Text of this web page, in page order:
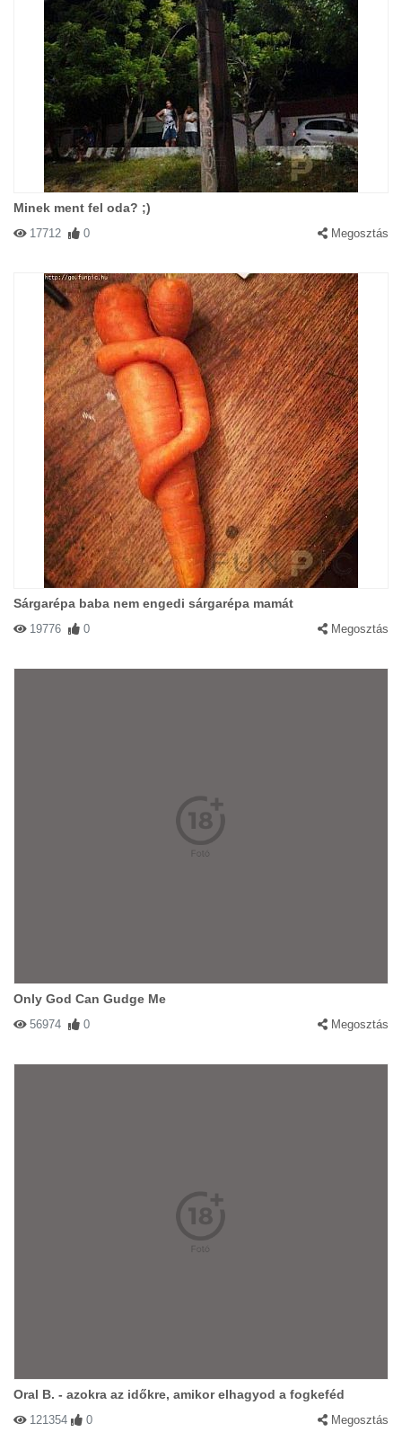
Minek ment fel oda? ;)
17712 0 Megosztás
Sárgarépa baba nem engedi sárgarépa mamát
19776 0 Megosztás
Only God Can Gudge Me
56974 0 Megosztás
Oral B. - azokra az időkre, amikor elhagyod a fogkeféd
121354 0 Megosztás